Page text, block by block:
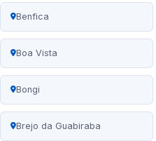
Benfica
Boa Vista
Bongi
Brejo da Guabiraba